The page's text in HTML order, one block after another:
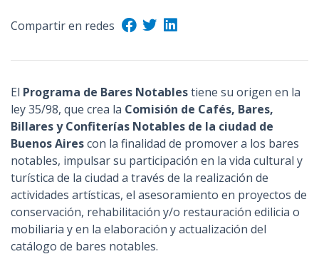
c
l
Compartir en redes
El Programa de Bares Notablestiene su origen en la
ley 35/98, que crea la Comisión de Cafés, Bares,
Billares y Confiterías Notables de la ciudad de
Buenos Airescon la finalidad de promover a los bares
notables, impulsar su participación en la vida cultural y
turística de la ciudad a través de la realización de
actividades artísticas, el asesoramiento en proyectos de
conservación, rehabilitación y/o restauración edilicia o
mobiliaria y en la elaboración y actualización del
catálogo de bares notables.